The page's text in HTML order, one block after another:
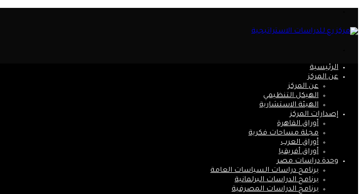
الرئيسية
عن المركز
عن المركز
الهيكل التنظيمي
الهيئة الاستشارية
إصدارات المركز
أوراق القاهرة
مجلة مساحات فكرية
أوراق العرب
أوراق أفريقيا
وحدة دراسات مصر
برنامج دراسات السياسات العامة
برنامج الدراسات البرلمانية
برنامج الدراسات المصرفية